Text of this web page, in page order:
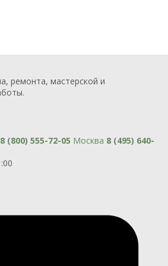
ремонта, мастерской и
8 (800) 555-72-05 Москва 8 (495) 640-